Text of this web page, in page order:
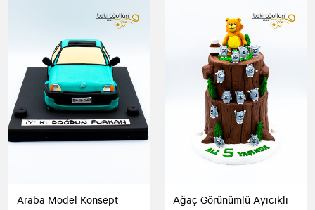
Araba Model Konsept
Ağaç Görünümlü Ayıcıklı